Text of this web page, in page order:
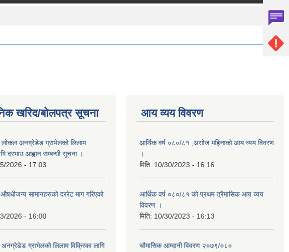
खरिद/बोलपत्र सूचना
लोकल अनग्रेडेड ग्राभेलको लिलाम
दरभाउ आह्वान सम्बन्धी सूचना ।
2026 - 17:03
सामानहरुको दररेट माग गरिएको
2026 - 16:00
अनग्रेडेड ग्राभेलको लिलाम विक्रिका लागि
आय व्यय विवरण
आर्थिक वर्ष ०८०/८१ ,असोज महिनाको आय व्यय विवरण
।
मिति: 10/30/2023 - 16:16
आर्थिक वर्ष ०८०/८१ को प्रथम त्रैमासिक आय व्यय
विवरण ।
मिति: 10/30/2023 - 16:13
चौमासिक आम्दानी विवरण २०७९/०८०